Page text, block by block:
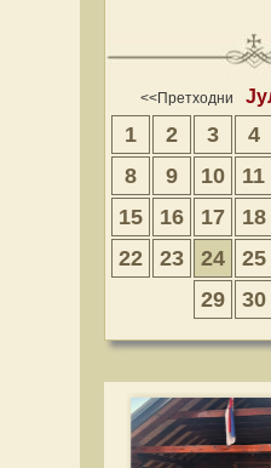
<<Претходни
1 2 3 4
8
9 10 11
15
16 17 18
22
23 24 25
29
30